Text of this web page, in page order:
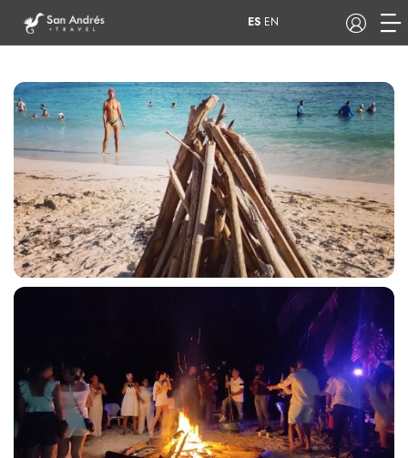
Tours Apartamentos
Barcos
Carros Ayuda
COP
ES EN